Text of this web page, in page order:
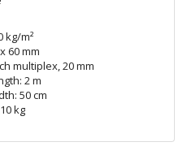
kg/m²
60 mm
multiplex, 20 mm
2 m
50 cm
kg